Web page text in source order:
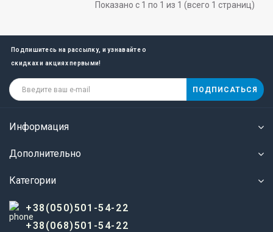
Показано с 1 по 1 из 1 (всего 1 страниц)
Подпишитесь на рассылку, и узнавайте о
скидках и акциях первыми!
ПОДПИСАТЬСЯ
Информация
Дополнительно
Категории
+38(050)501-54-22
+38(068)501-54-22